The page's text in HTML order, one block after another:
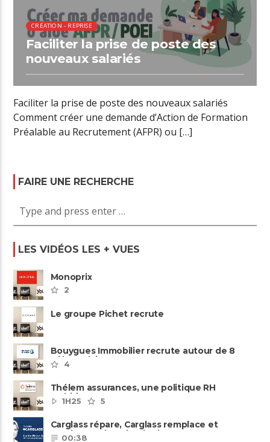
CRÉATION - REPRISE
Faciliter la prise de poste des
nouveaux salariés
Faciliter la prise de poste des nouveaux salariés
Comment créer une demande d’Action de Formation
Préalable au Recrutement (AFPR) ou […]
FAIRE UNE RECHERCHE
LES VIDÉOS LES + VUES
Monoprix
2
Le groupe Pichet recrute
Bouygues Immobilier recrute autour de 8
pôles métiers
4
Thélem assurances, une politique RH
ambitieuse
1H25 5
Carglass répare, Carglass remplace et
Carglass embauche également.
00:38